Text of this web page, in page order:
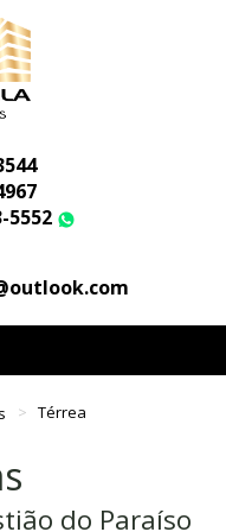
5552
Térrea
do Paraíso